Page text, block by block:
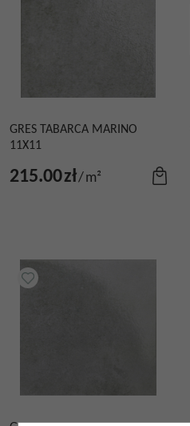
GRES TABARCA MARINO
11X11
215.00zł/m²